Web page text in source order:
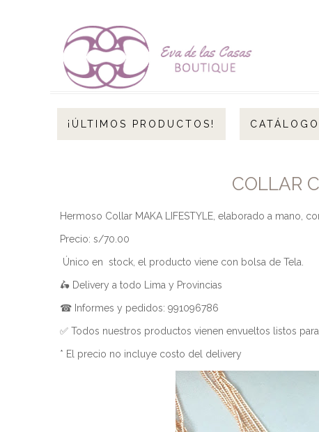
¡ÚLTIMOS PRODUCTOS! CATÁLOGO
COLLAR
Hermoso Collar MAKA LIFESTYLE, elaborado a mano,
Precio: s/70.00
Único en stock, el producto viene con bolsa de Tela.
🛵 Delivery a todo Lima y Provincias
☎ Informes y pedidos: 991096786
✅ Todos nuestros productos vienen envueltos listos
* El precio no incluye costo del delivery